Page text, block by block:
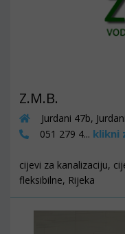
Z.M.B.
Jurdani 47b,
051 279 4... klikni
cijevi za kanalizaciju,
fleksibilne, Rijeka